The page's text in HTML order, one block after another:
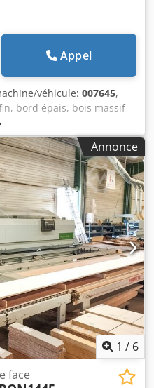
Appel
véhicule: 007645,
bord épais, bois massif
Cedpfswuz Nijx An
Agrégat multifonctionnel
Max. Vitesse d'avancement
du panneau : 60 mm
Annonce
1 / 6
face